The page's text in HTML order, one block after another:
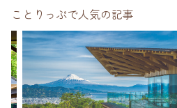
ことりっぷで人気の記事